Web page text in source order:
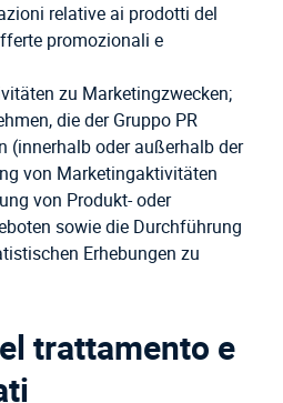
relative ai prodotti del
promozionali e
zu Marketingzwecken;
die der Gruppo PR
(innerhalb oder außerhalb der
von Marketingaktivitäten
von Produkt- oder
sowie die Durchführung
Erhebungen zu
trattamento e